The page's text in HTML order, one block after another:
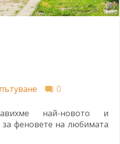
пътуване 0
най-новото и
феновете на любимата